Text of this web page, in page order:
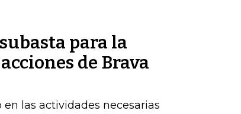
para la
de Brava
las actividades necesarias